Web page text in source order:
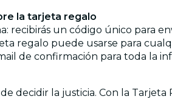
la tarjeta regalo
recibirás un código único para
regalo puede usarse para
de confirmación para toda la
decidir la justicia. Con la